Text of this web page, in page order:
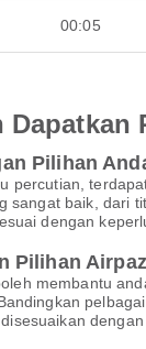
00:05
Pilihan
percutian,
sangat baik, dari
dengan
Pilihan Airpaz
membantu